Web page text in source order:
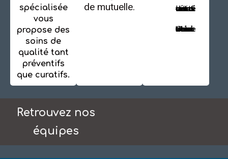
spécialisée
vous
propose des
soins de
qualité tant
préventifs
que curatifs.
de mutuelle.
La confidentialité de votre dossier est assurée
Garantie d'un libre accès au médecin de votre choix
Retrouvez nos
équipes